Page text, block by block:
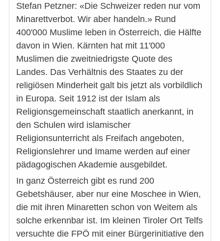
Stefan Petzner: «Die Schweizer reden nur vom
Minarettverbot. Wir aber handeln.» Rund
400'000 Muslime leben in Österreich, die Hälfte
davon in Wien. Kärnten hat mit 11'000
Muslimen die zweitniedrigste Quote des
Landes. Das Verhältnis des Staates zu der
religiösen Minderheit galt bis jetzt als vorbildlich
in Europa. Seit 1912 ist der Islam als
Religionsgemeinschaft staatlich anerkannt, in
den Schulen wird islamischer
Religionsunterricht als Freifach angeboten,
Religionslehrer und Imame werden auf einer
pädagogischen Akademie ausgebildet.
In ganz Österreich gibt es rund 200
Gebetshäuser, aber nur eine Moschee in Wien,
die mit ihren Minaretten schon von Weitem als
solche erkennbar ist. Im kleinen Tiroler Ort Telfs
versuchte die FPÖ mit einer Bürgerinitiative den